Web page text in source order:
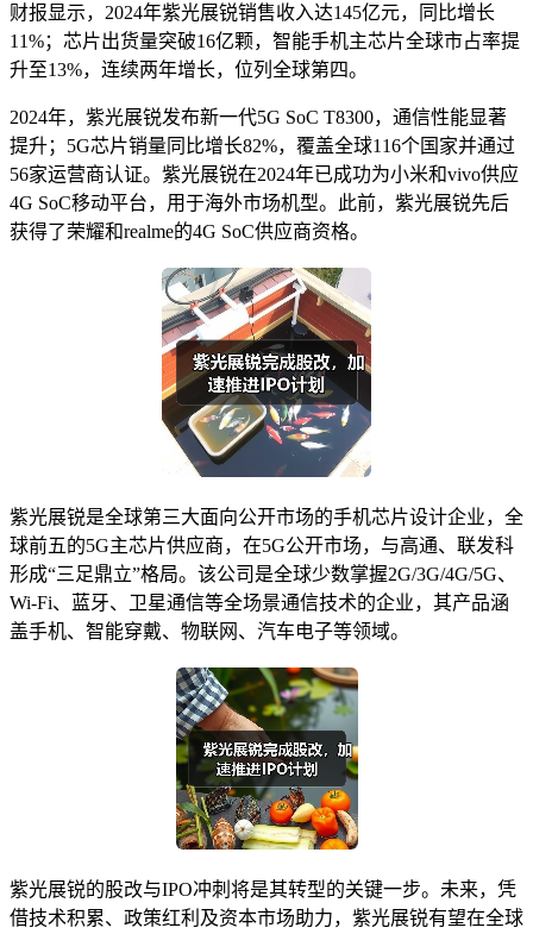
财报显示，2024年紫光展锐销售收入达145亿元，同比增长
11%；芯片出货量突破16亿颗，智能手机主芯片全球市占率提
升至13%，连续两年增长，位列全球第四。
2024年，紫光展锐发布新一代5G SoC T8300，通信性能显著
提升；5G芯片销量同比增长82%，覆盖全球116个国家并通过
56家运营商认证。紫光展锐在2024年已成功为小米和vivo供应
4G SoC移动平台，用于海外市场机型。此前，紫光展锐先后
获得了荣耀和realme的4G SoC供应商资格。
紫光展锐是全球第三大面向公开市场的手机芯片设计企业，全
球前五的5G主芯片供应商，在5G公开市场，与高通、联发科
形成“三足鼎立”格局。该公司是全球少数掌握2G/3G/4G/5G、
Wi-Fi、蓝牙、卫星通信等全场景通信技术的企业，其产品涵
盖手机、智能穿戴、物联网、汽车电子等领域。
紫光展锐的股改与IPO冲刺将是其转型的关键一步。未来，凭
借技术积累、政策红利及资本市场助力，紫光展锐有望在全球